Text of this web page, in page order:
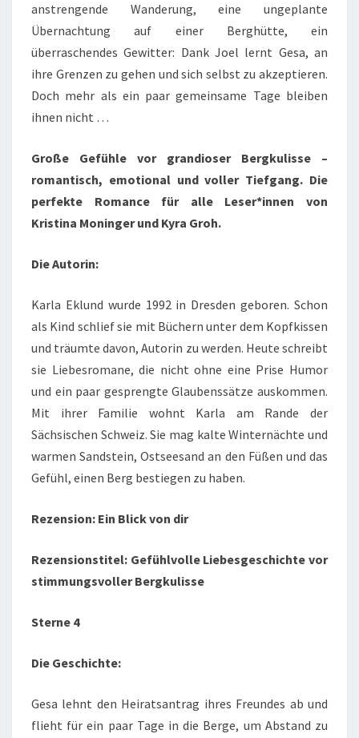
anstrengende Wanderung, eine ungeplante
Übernachtung auf einer Berghütte, ein
überraschendes Gewitter: Dank Joel lernt Gesa, an
ihre Grenzen zu gehen und sich selbst zu akzeptieren.
Doch mehr als ein paar gemeinsame Tage bleiben
ihnen nicht …
Große Gefühle vor grandioser Bergkulisse –
romantisch, emotional und voller Tiefgang. Die
perfekte Romance für alle Leser*innen von
Kristina Moninger und Kyra Groh.
Die Autorin:
Karla Eklund wurde 1992 in Dresden geboren. Schon
als Kind schlief sie mit Büchern unter dem Kopfkissen
und träumte davon, Autorin zu werden. Heute schreibt
sie Liebesromane, die nicht ohne eine Prise Humor
und ein paar gesprengte Glaubenssätze auskommen.
Mit ihrer Familie wohnt Karla am Rande der
Sächsischen Schweiz. Sie mag kalte Winternächte und
warmen Sandstein, Ostseesand an den Füßen und das
Gefühl, einen Berg bestiegen zu haben.
Rezension: Ein Blick von dir
Rezensionstitel: Gefühlvolle Liebesgeschichte vor
stimmungsvoller Bergkulisse
Sterne 4
Die Geschichte:
Gesa lehnt den Heiratsantrag ihres Freundes ab und
flieht für ein paar Tage in die Berge, um Abstand zu